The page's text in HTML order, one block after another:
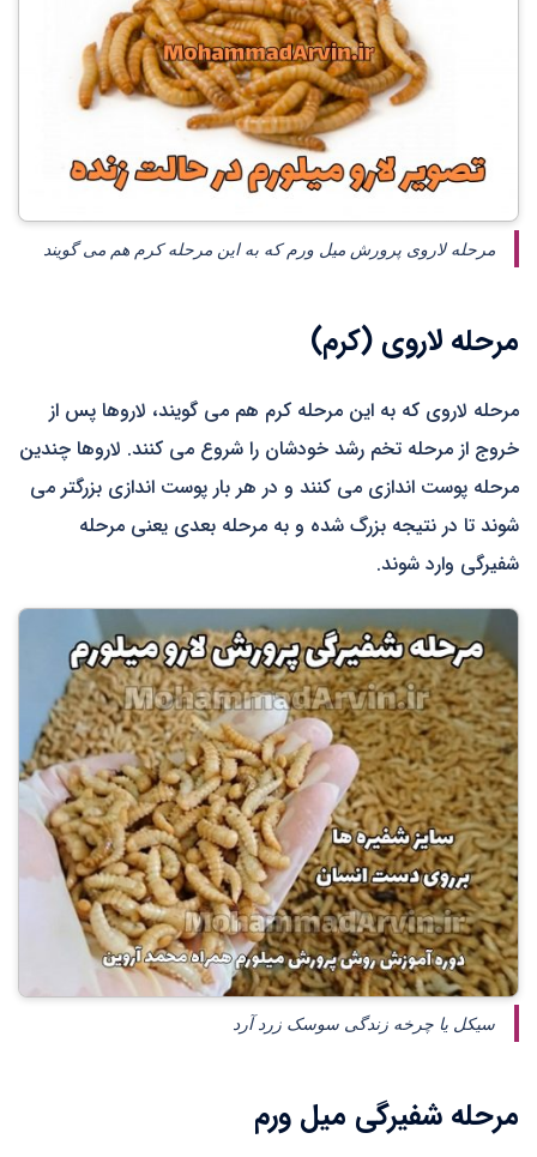
مرحله لاروی پرورش میل ورم که به این مرحله کرم هم می گویند
مرحله لاروی (کرم)
مرحله لاروی که به این مرحله کرم هم می گویند، لاروها پس از
خروج از مرحله تخم رشد خودشان را شروع می کنند. لاروها چندین
مرحله پوست اندازی می کنند و در هر بار پوست اندازی بزرگتر می
شوند تا در نتیجه بزرگ شده و به مرحله بعدی یعنی مرحله
شفیرگی وارد شوند.
سیکل یا چرخه زندگی سوسک زرد آرد
مرحله شفیرگی میل ورم